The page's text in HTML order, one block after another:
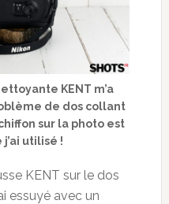
KENT m’a
de dos collant
sur la photo est
utilisé !
KENT sur le dos
essuyé avec un